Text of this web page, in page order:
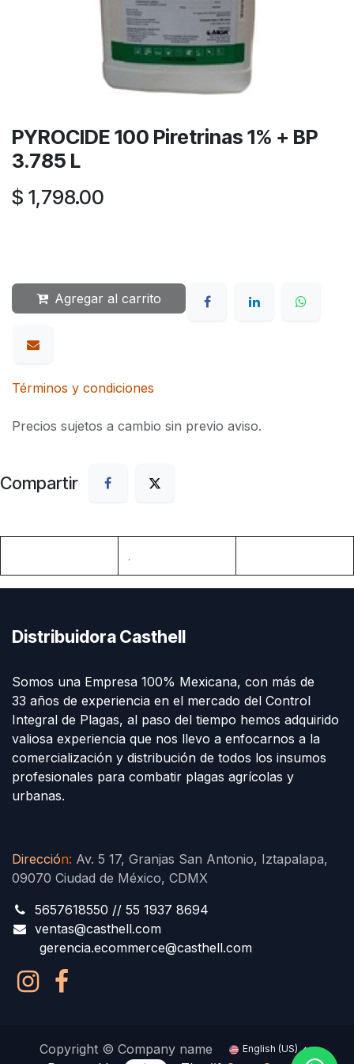
PYROCIDE 100 Piretrinas 1% + BP
3.785 L
$ 1,798.00
Agregar al carrito
Términos y condiciones
Precios sujetos a cambio sin previo aviso.
Compartir
.
Distribuidora Casthell
Somos una Empresa 100% Mexicana, con más de
33 años de experiencia en el mercado del Control
Integral de Plagas, al paso del tiempo hemos adquirido
valiosa experiencia que nos llevo a enfocarnos a la
comercialización y distribución de todos los insumos
profesionales para combatir plagas agrícolas y
urbanas.
Dirección: Av. 5 17, Granjas San Antonio, Iztapalapa,
09070 Ciudad de México, CDMX
5657618550 // 55 1937 8694
ventas@casthell.com
gerencia.ecommerce@casthell.com
Copyright © Company name English (US)